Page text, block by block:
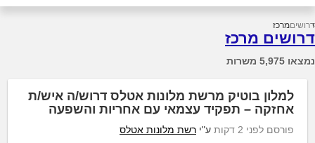
דרושיםמרכז
דרושים מרכז
נמצאו 5,975 משרות
למלון בוטיק מרשת מלונות אטלס דרוש/ה איש/ת
אחזקה – תפקיד עצמאי עם אחריות והשפעה
פורסם לפני 2 דקות ע"י רשת מלונות אטלס